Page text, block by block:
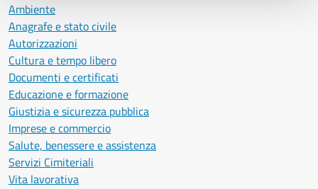
Ambiente
Anagrafe e stato civile
Autorizzazioni
Cultura e tempo libero
Documenti e certificati
Educazione e formazione
Giustizia e sicurezza pubblica
Imprese e commercio
Salute, benessere e assistenza
Servizi Cimiteriali
Vita lavorativa